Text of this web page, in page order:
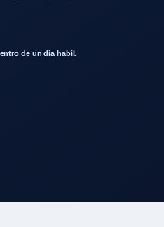
de un dia habil.